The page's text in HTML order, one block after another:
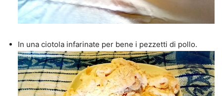
In una ciotola infarinate per bene i pezzetti di pollo.